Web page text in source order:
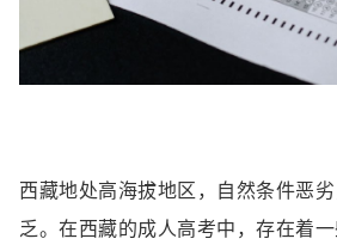
西藏地处高海拔地区，自然条件恶
乏。在西藏的成人高考中，存在着一